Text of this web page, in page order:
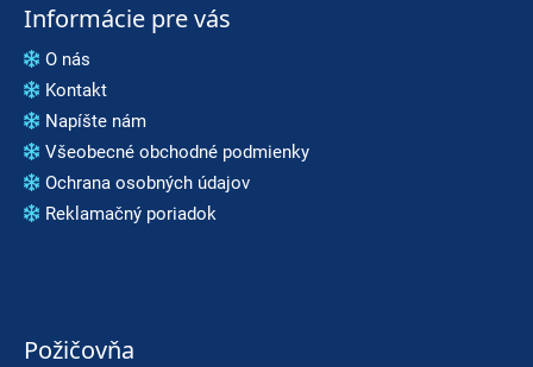
Informácie pre vás
O nás
Kontakt
Napíšte nám
Všeobecné obchodné podmienky
Ochrana osobných údajov
Reklamačný poriadok
Požičovňa